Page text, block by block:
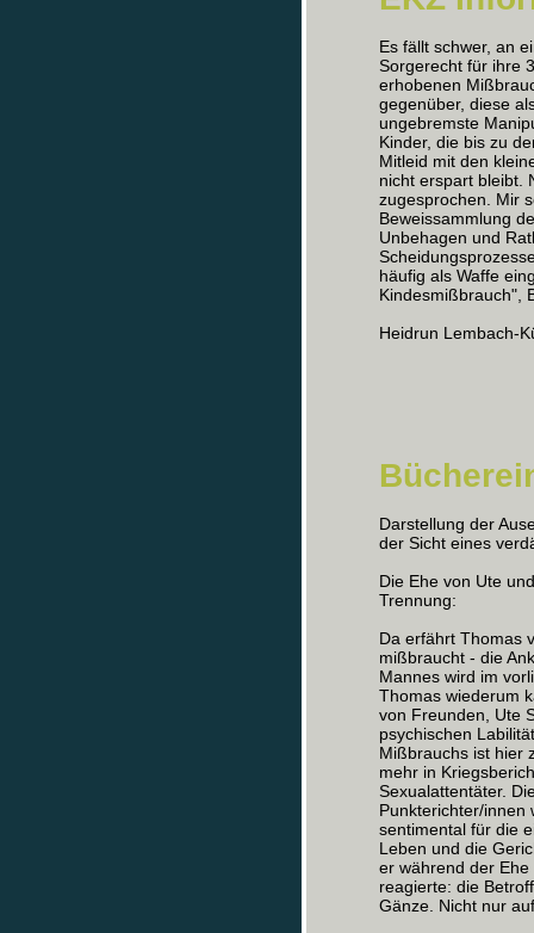
Es fällt schwer, an
Sorgerecht für ihre
erhobenen
gegenüber, diese
ungebremste
Kinder, die bis zu
Mitleid mit den
nicht erspart bleibt.
zugesprochen. Mir
Beweissammlung
Unbehagen und
häufig als Waffe
Kindesmißbrauch",
Heidrun Lembach-
Darstellung der
der Sicht eines
Die Ehe von Ute
Trennung:
Da erfährt Thomas
mißbraucht - die
Mannes wird im
Thomas wiederum
von Freunden, Ute
psychischen
Mißbrauchs ist hier
mehr in
Sexualattentäter.
Punkterichter/innen
sentimental für die
Leben und die
er während der
reagierte: die
Gänze. Nicht nur